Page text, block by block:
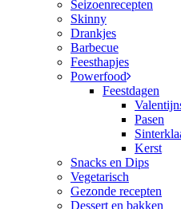
Seizoenrecepten
Skinny
Drankjes
Barbecue
Feesthapjes
Powerfood
Feestdagen
Pasen
Kerst
Snacks en Dips
Vegetarisch
Gezonde recepten
Dessert en bakken